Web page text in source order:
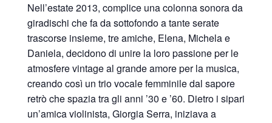
Nell’estate 2013, complice una colonna sonora da
giradischi che fa da sottofondo a tante serate
trascorse insieme, tre amiche, Elena, Michela e
Daniela, decidono di unire la loro passione per le
atmosfere vintage al grande amore per la musica,
creando così un trio vocale femminile dal sapore
retrò che spazia tra gli anni ’30 e ’60. Dietro i sipari
un’amica violinista, Giorgia Serra, iniziava a